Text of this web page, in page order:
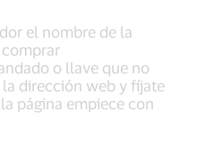
el nombre de la
comprar
o llave que no
dirección web y fíjate
página empiece con